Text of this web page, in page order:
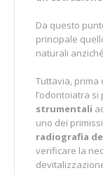
Da questo
principale
naturali
Tuttavia, prima
l’odontoiatra
strumentali
uno dei
radiografia
verificare la